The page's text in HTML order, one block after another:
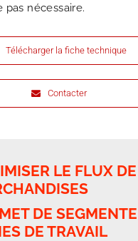
pas nécessaire.
Télécharger la fiche technique
Contacter
LE FLUX DE
DE
DE TRAVAIL